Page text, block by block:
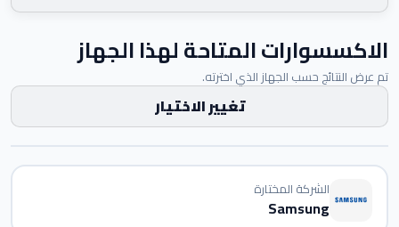
الاكسسوارات المتاحة لهذا الجهاز
تم عرض النتائج حسب الجهاز الذي اخترته.
تغيير الاختيار
الشركة المختارة
Samsung